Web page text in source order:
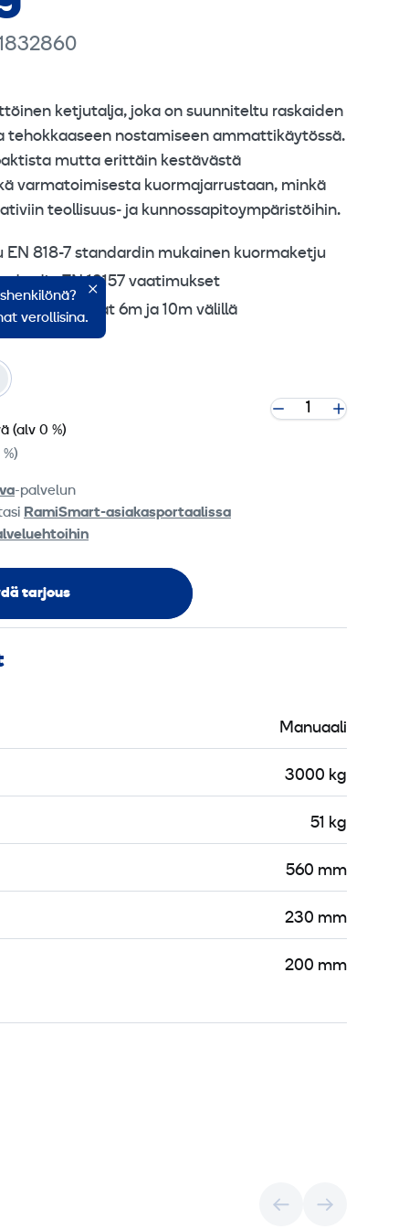
ketjutalja, joka on suunniteltu raskaiden
tehokkaaseen nostamiseen ammattikäytössä.
mutta erittäin kestävästä
varmatoimisesta kuormajarrustaan, minkä
teollisuus‑ ja kunnossapitoympäristöihin.
818-7 standardin mukainen kuormaketju
EN 13157 vaatimukset
vaihtelevat 6m ja 10m välillä
verollisina.
(alv 0 %)
-palvelun
RamiSmart-asiakasportaalissa
tarjous
Manuaali
3000 kg
51 kg
560 mm
230 mm
200 mm